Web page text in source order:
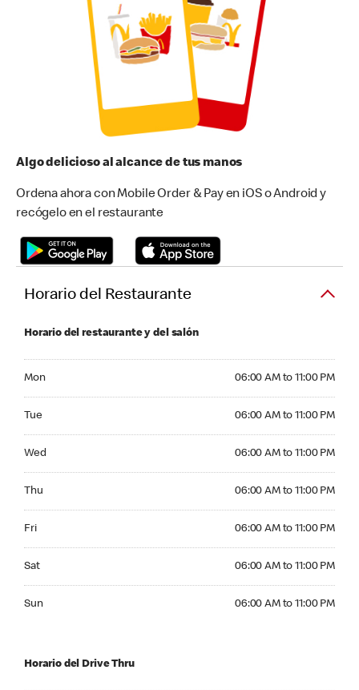
Algo delicioso al alcance de tus manos
Ordena ahora con Mobile Order & Pay en iOS o Android y
recógelo en el restaurante
Horario del Restaurante
Horario del restaurante y del salón
Mon 06:00 AM to 11:00 PM
Tue 06:00 AM to 11:00 PM
Wed 06:00 AM to 11:00 PM
Thu 06:00 AM to 11:00 PM
Fri 06:00 AM to 11:00 PM
Sat 06:00 AM to 11:00 PM
Sun 06:00 AM to 11:00 PM
Horario del Drive Thru